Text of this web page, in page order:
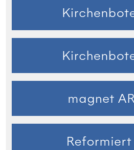
magnet
Reformiert